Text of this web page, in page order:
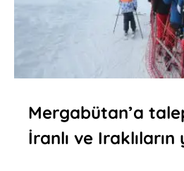
Mergabütan’a
İranlı ve